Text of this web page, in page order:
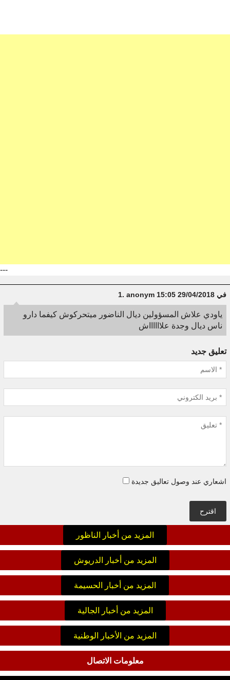
---
1. anonym في 29/04/2018 15:05
ياودي علاش المسؤولين ديال الناضور ميتحركوش كيفما دارو
ناس ديال وجدة علااااااش
تعليق جديد
اشعاري عند وصول تعاليق جديدة
اقترح
المزيد من أخبار الناظور
المزيد من أخبار الدريوش
المزيد من أخبار الحسيمة
المزيد من أخبار الجالية
المزيد من الأخبار الوطنية
معلومات الاتصال